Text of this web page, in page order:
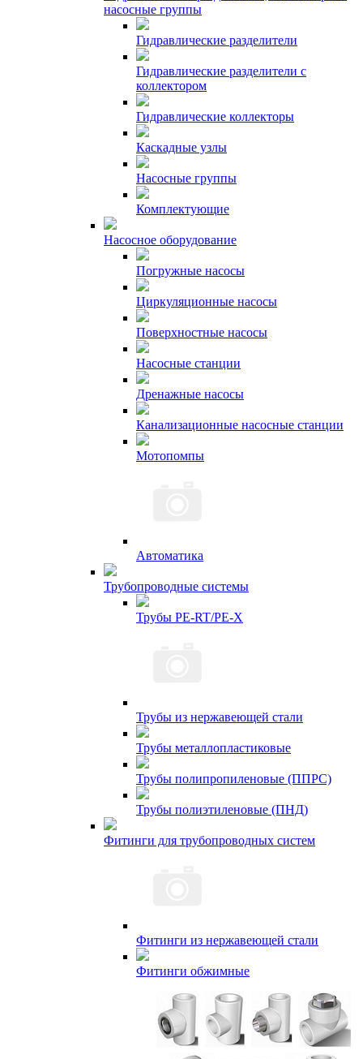
насосные группы
Гидравлические разделители
Гидравлические разделители с
коллектором
Гидравлические коллекторы
Каскадные узлы
Насосные группы
Комплектующие
Насосное оборудование
Погружные насосы
Циркуляционные насосы
Поверхностные насосы
Насосные станции
Дренажные насосы
Канализационные насосные станции
Мотопомпы
Автоматика
Трубопроводные системы
Трубы PE-RT/PE-X
Трубы из нержавеющей стали
Трубы металлопластиковые
Трубы полипропиленовые (ППРС)
Трубы полиэтиленовые (ПНД)
Фитинги для трубопроводных систем
Фитинги из нержавеющей стали
Фитинги обжимные